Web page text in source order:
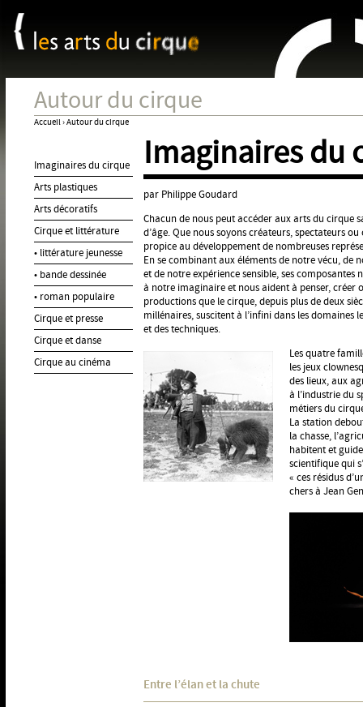
Autour du cirque
êtes
ici
Accueil›Autour du cirque
Imaginaires du cirque
Arts plastiques
Arts décoratifs
Cirque et littérature
• littérature jeunesse
• bande dessinée
• roman populaire
Cirque et presse
Cirque et danse
Cirque au cinéma
Imaginaires du
par Philippe Goudard
Chacun de nous peut accéder aux arts du cirque
d’âge. Que nous soyons créateurs, spectateurs
propice au développement de nombreuses
En se combinant aux éléments de notre vécu, de
et de notre expérience sensible, ses
à notre imaginaire et nous aident à penser, créer
productions que le cirque, depuis plus de deux
millénaires, suscitent à l’infini dans les domaines
et des techniques.
Les quatre
les jeux
des lieux, aux
à l’industrie du
métiers du
La station
la chasse,
habitent et
scientifique qui
« ces résidus
chers à Jean
Entre l’élan et la chute
Panneau de gestion des cookies